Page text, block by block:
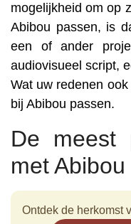
mogelijkheid om op
Abibou passen, is
een of ander
audiovisueel script,
Wat uw redenen
bij Abibou passen.
De meest
met
Ontdek de herkomst